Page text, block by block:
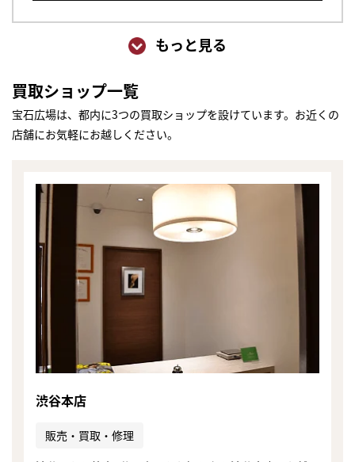
もっと見る
買取ショップ一覧
宝石広場は、都内に3つの買取ショップを設けています。お近くの
店舗にお気軽にお越しください。
渋谷本店
販売・買取・修理